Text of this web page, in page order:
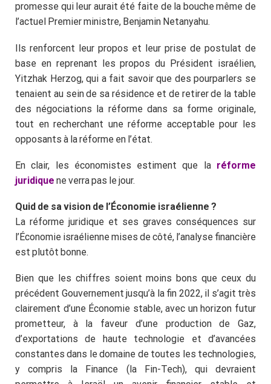
promesse qui leur aurait été faite de la bouche même de
l’actuel Premier ministre, Benjamin Netanyahu.
Ils renforcent leur propos et leur prise de postulat de
base en reprenant les propos du Président israélien,
Yitzhak Herzog, qui a fait savoir que des pourparlers se
tenaient au sein de sa résidence et de retirer de la table
des négociations la réforme dans sa forme originale,
tout en recherchant une réforme acceptable pour les
opposants à la réforme en l’état.
En clair, les économistes estiment que la réforme
juridique ne verra pas le jour.
Quid de sa vision de l’Économie israélienne ?
La réforme juridique et ses graves conséquences sur
l’Économie israélienne mises de côté, l’analyse financière
est plutôt bonne.
Bien que les chiffres soient moins bons que ceux du
précédent Gouvernement jusqu’à la fin 2022, il s’agit très
clairement d’une Économie stable, avec un horizon futur
prometteur, à la faveur d’une production de Gaz,
d’exportations de haute technologie et d’avancées
constantes dans le domaine de toutes les technologies,
y compris la Finance (la Fin-Tech), qui devraient